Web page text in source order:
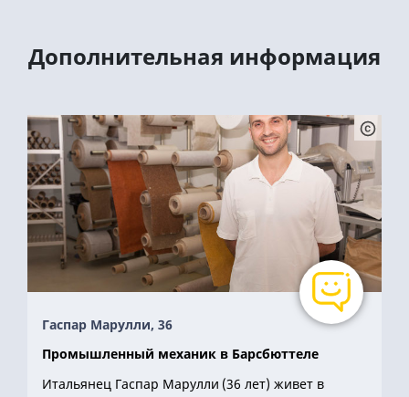
Дополнительная информация
Гаспар Марулли, 36
Промышленный механик в Барсбюттеле
Итальянец Гаспар Марулли (36 лет) живет в